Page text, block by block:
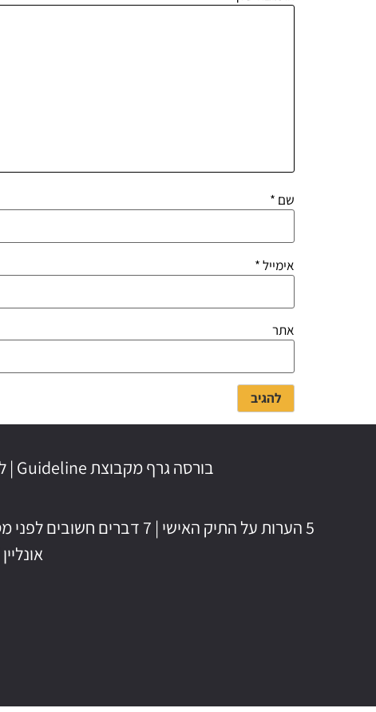
שם *
אימייל*
אתר
בורסה גרף מקבוצת Guideline | לשרות ולתמיכה: 03-6388277 | whatsup: 054-2339564 | info@bursagraph.co.il
5 הערות על התיק האישי |
אונליין